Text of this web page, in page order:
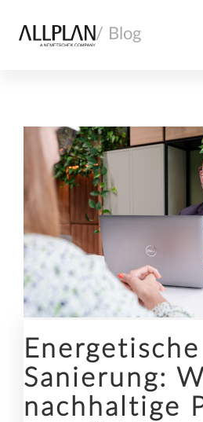
/ Blog
Energetische
Sanierung:
nachhaltige